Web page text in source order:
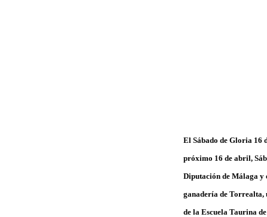
El Sábado de Gloria 16
próximo 16 de abril,
Diputación de Málaga y
ganadería de Torrealta,
de la Escuela Taurina